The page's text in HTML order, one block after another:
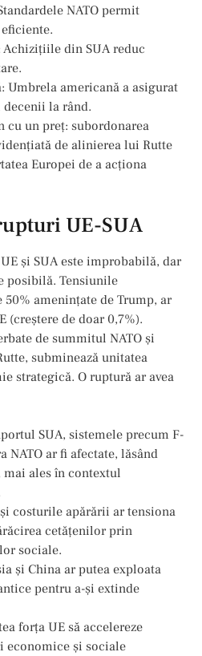
NATO permit
Achizițiile din SUA reduc
Umbrela americană a asigurat
la rând.
cu un preț: subordonarea
de alinierea lui Rutte
Europei de a acționa
UE-SUA
și SUA este improbabilă, dar
posibilă. Tensiunile
amenințate de Trump, ar
(creștere de doar 0,7%).
de summitul NATO și
subminează unitatea
strategică. O ruptură ar avea
SUA, sistemele precum F-
NATO ar fi afectate, lăsând
ales în contextul
costurile apărării ar tensiona
cetățenilor prin
sociale.
și China ar putea exploata
pentru a-și extinde
forța UE să accelereze
economice și sociale